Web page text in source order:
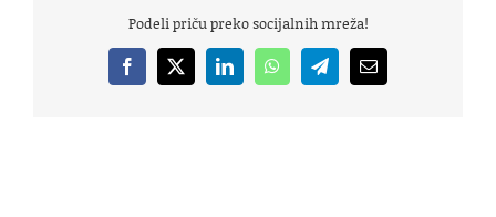
Podeli priču preko socijalnih mreža!
Facebook
X LinkedInWhatsAppTelegramEmail